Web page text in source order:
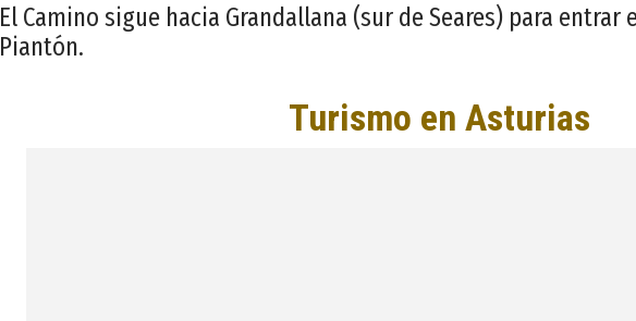
El Camino sigue hacia Grandallana (sur de Seares) para entrar
Piantón.